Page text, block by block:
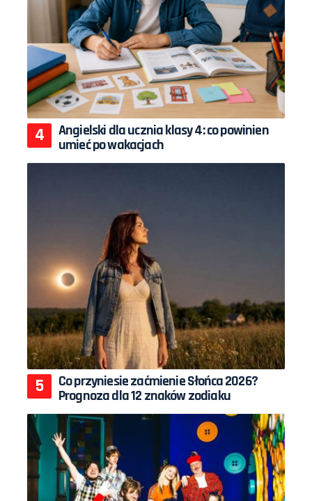
Angielski dla ucznia klasy 4: co powinien
umieć po wakacjach
Co przyniesie zaćmienie Słońca 2026?
Prognoza dla 12 znaków zodiaku